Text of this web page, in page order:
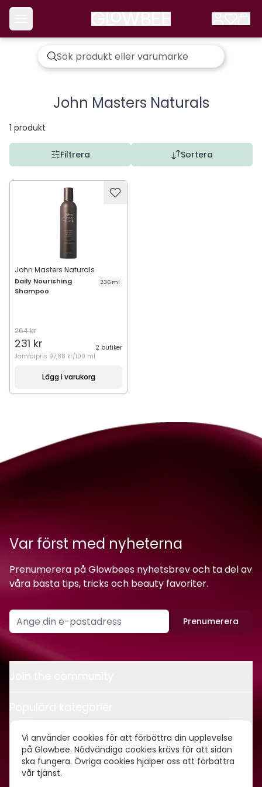
Vi använder cookies för att förbättra din upplevelse
på Glowbee. Nödvändiga cookies krävs för att sidan
ska fungera. Övriga cookies hjälper oss att förbättra
vår tjänst.
John Masters Naturals
1 produkt
Filtrera Sortera
John Masters Naturals
Daily Nourishing
Shampoo
236 ml
264 kr
231 kr
2 butiker
Jämförpris 97,88 kr/100 ml
Lägg i varukorg
Var först med nyheterna
Prenumerera på Glowbees nyhetsbrev och ta del av
våra bästa tips, tricks och beauty favoriter.
Prenumerera
Kontakt
Om oss